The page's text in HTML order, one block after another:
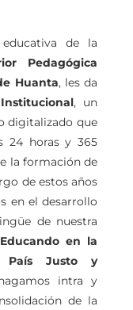
de la
Pedagógica
Huanta, les da
, un
digitalizado que
24 horas y 365
la formación de
de estos años
en el desarrollo
de nuestra
Educando en la
País Justo y
intra y
de la